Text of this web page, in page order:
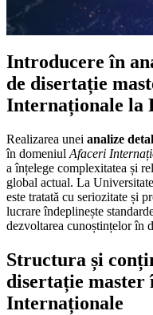
Introducere în
de disertație
Internaționale la
Realizarea unei analize
în domeniul Afaceri
a înțelege complexitatea și
global actual. La
este tratată cu seriozitate și
lucrare îndeplinește
dezvoltarea cunoștințelor în
Structura și
disertație master
Internaționale